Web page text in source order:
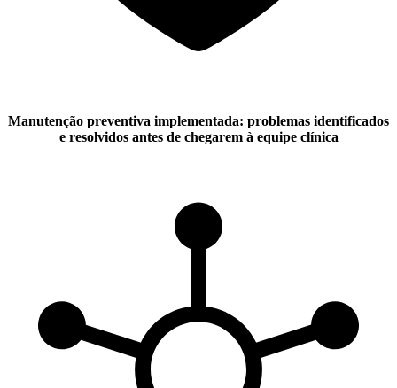
Manutenção preventiva implementada: problemas identificados
e resolvidos antes de chegarem à equipe clínica